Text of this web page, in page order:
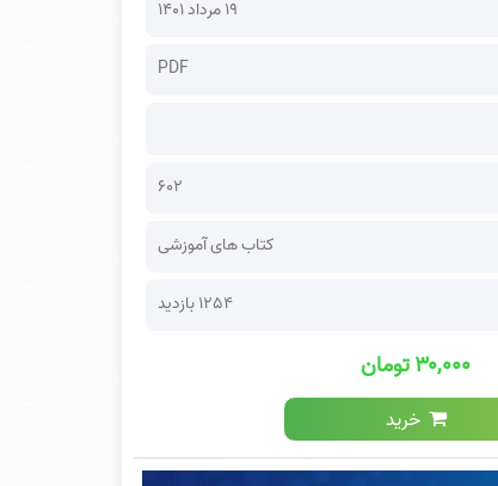
۱۹ مرداد ۱۴۰۱
PDF
602
کتاب های آموزشی
1254 بازدید
۳۰,۰۰۰ تومان
خرید